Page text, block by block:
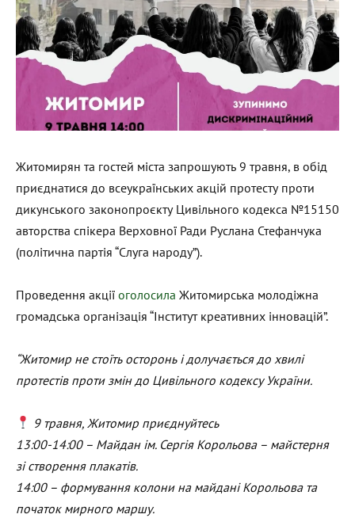
Житомирян та гостей міста запрошують 9 травня, в обід
приєднатися до всеукраїнських акцій протесту проти
дикунського законопроєкту Цивільного кодекса №15150
авторства спікера Верховної Ради Руслана Стефанчука
(політична партія “Слуга народу”).
Проведення акції оголосила Житомирська молодіжна
громадська організація “Інститут креативних інновацій”.
“Житомир не стоїть осторонь і долучається до хвилі
протестів проти змін до Цивільного кодексу України.
9 травня, Житомир приєднуйтесь
13:00-14:00 – Майдан ім. Сергія Корольова – майстерня
зі створення плакатів.
14:00 – формування колони на майдані Корольова та
початок мирного маршу.